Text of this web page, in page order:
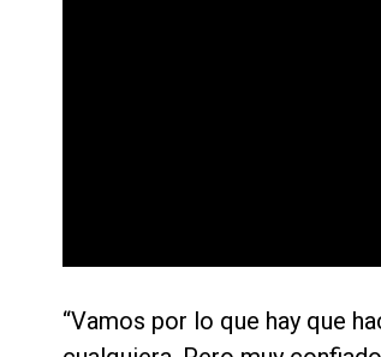
“Vamos por lo que hay que